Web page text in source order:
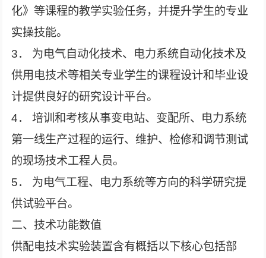
化》等课程的教学实验任务，并提升学生的专业
实操技能。
3． 为电气自动化技术、电力系统自动化技术及
供用电技术等相关专业学生的课程设计和毕业设
计提供良好的研究设计平台。
4． 培训和考核从事变电站、变配所、电力系统
第一线生产过程的运行、维护、检修和调节测试
的现场技术工程人员。
5． 为电气工程、电力系统等方向的科学研究提
供试验平台。
二、技术功能数值
供配电技术实验装置含有概括以下核心包括部